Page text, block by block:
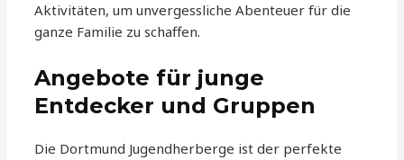
Aktivitäten, um unvergessliche Abenteuer für die
ganze Familie zu schaffen.
Angebote für junge
Entdecker und Gruppen
Die Dortmund Jugendherberge ist der perfekte